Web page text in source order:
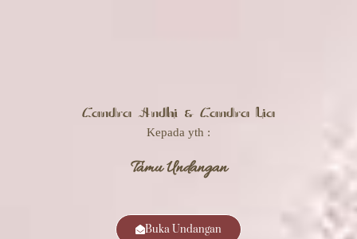
Candra Andhi & Candra Lia
Kepada yth :
Tamu Undangan
Buka Undangan